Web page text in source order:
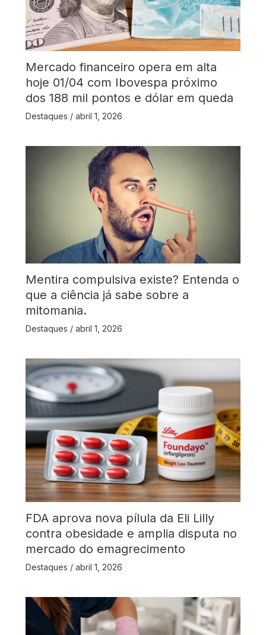
Mercado financeiro opera em alta
hoje 01/04 com Ibovespa próximo
dos 188 mil pontos e dólar em queda
Destaques / abril 1, 2026
Mentira compulsiva existe? Entenda o
que a ciência já sabe sobre a
mitomania.
Destaques / abril 1, 2026
FDA aprova nova pílula da Eli Lilly
contra obesidade e amplia disputa no
mercado do emagrecimento
Destaques / abril 1, 2026